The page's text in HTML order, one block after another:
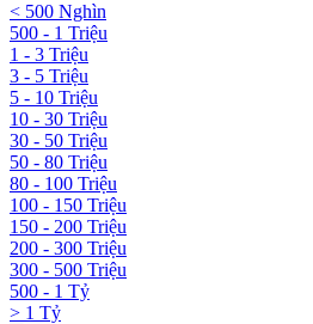
< 500 Nghìn
500 - 1 Triệu
1 - 3 Triệu
3 - 5 Triệu
5 - 10 Triệu
10 - 30 Triệu
30 - 50 Triệu
50 - 80 Triệu
80 - 100 Triệu
100 - 150 Triệu
150 - 200 Triệu
200 - 300 Triệu
300 - 500 Triệu
500 - 1 Tỷ
> 1 Tỷ